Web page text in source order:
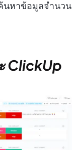
นหาข้อมูลจำนวน
ClickUp